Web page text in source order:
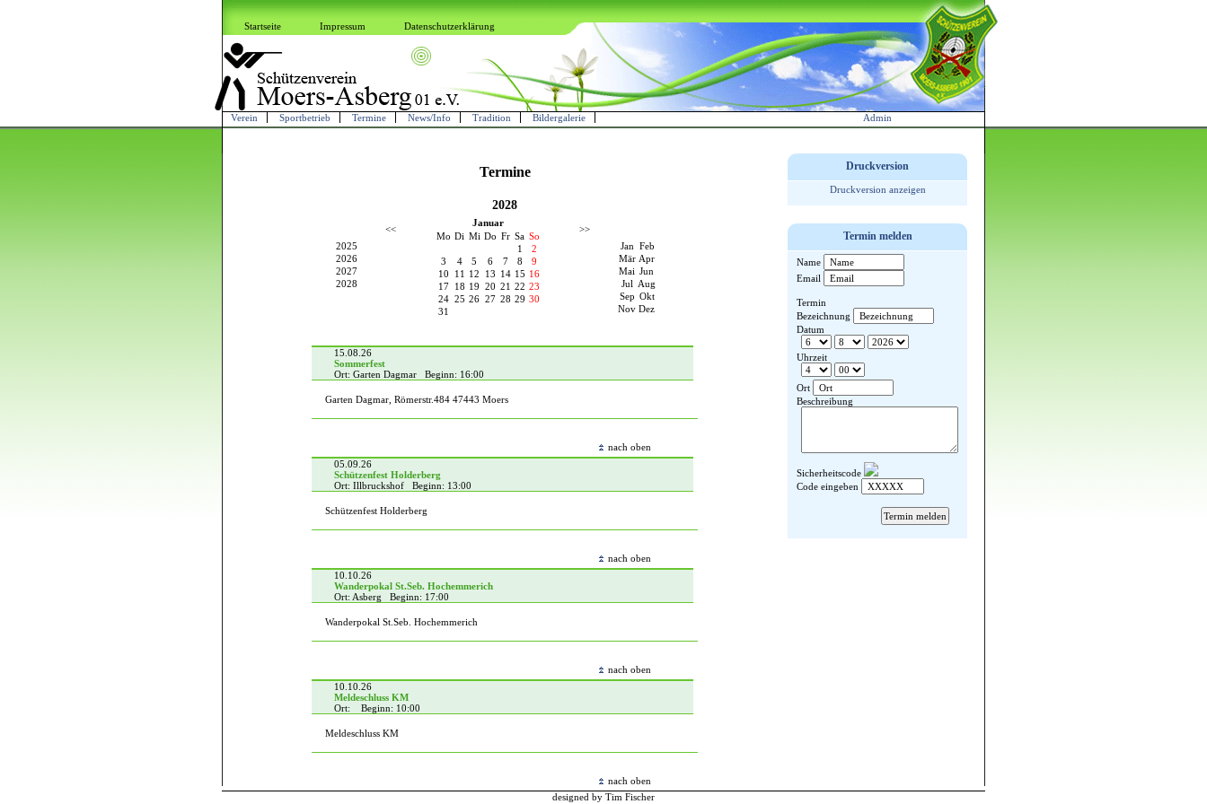
Startseite Impressum Datenschutzerklärung
Verein Sportbetrieb Termine News/Info Tradition Bildergalerie Admin
Druckversion
Druckversion anzeigen
Termin melden
Name
Email
Termin
Bezeichnung
Datum
Uhrzeit
Ort
Beschreibung
Sicherheitscode
Code eingeben
Termine
2028
2025
2026
2027
2028
Jan Feb
Mär Apr
Mai Jun
Jul Aug
Sep Okt
Nov Dez
<< >>
Januar
Mo Di Mi Do Fr Sa So
1
2
3
4 5 6 7 8
9
10
11 12 13 14 15 16
17
18 19 20 21 22 23
24 25 26 27 28 29 30
31
15.08.26
Sommerfest
Ort: Garten Dagmar Beginn: 16:00
Garten Dagmar, Römerstr.484 47443 Moers
nach oben
05.09.26
Schützenfest Holderberg
Ort: Illbruckshof Beginn: 13:00
Schützenfest Holderberg
nach oben
10.10.26
Wanderpokal St.Seb. Hochemmerich
Ort: Asberg Beginn: 17:00
Wanderpokal St.Seb. Hochemmerich
nach oben
10.10.26
Meldeschluss KM
Ort: Beginn: 10:00
Meldeschluss KM
nach oben
designed by Tim Fischer